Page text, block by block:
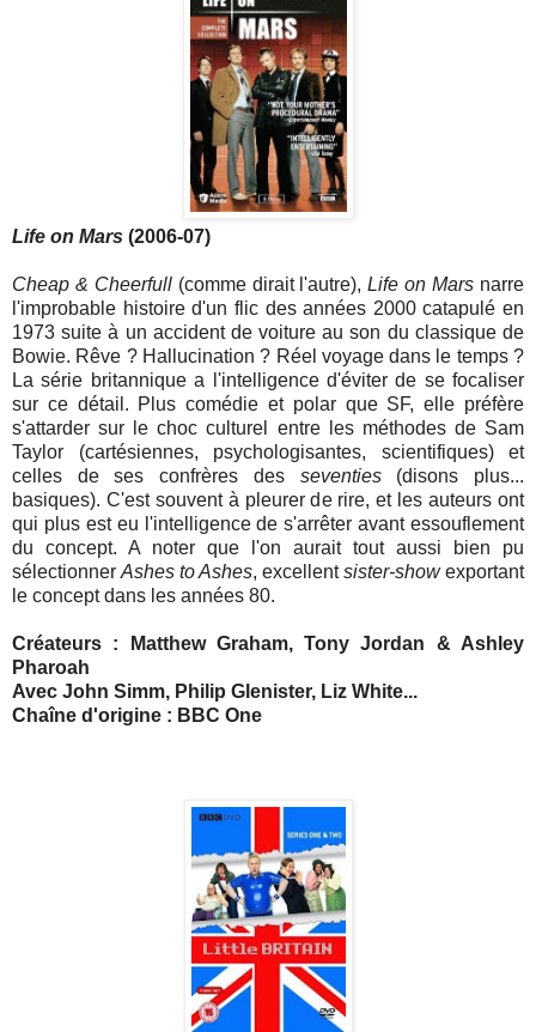
Life on Mars (2006-07)
Cheap & Cheerfull(comme dirait l'autre),Life on Mars narre
l'improbable histoire d'un flic des années 2000 catapulé en
1973 suite à un accident de voiture au son du classique de
Bowie. Rêve ? Hallucination ? Réel voyage dans le temps ?
La série britannique a l'intelligence d'éviter de se focaliser
sur ce détail. Plus comédie et polar que SF, elle préfère
s'attarder sur le choc culturel entre les méthodes de Sam
Taylor (cartésiennes, psychologisantes, scientifiques) et
celles de ses confrères des seventies(disons plus...
basiques). C'est souvent à pleurer de rire, et les auteurs ont
qui plus est eu l'intelligence de s'arrêter avant essouflement
du concept. A noter que l'on aurait tout aussi bien pu
sélectionner Ashes to Ashes, excellentsister-showexportant
le concept dans les années 80.
Créateurs : Matthew Graham, Tony Jordan & Ashley
Pharoah
Avec John Simm, Philip Glenister, Liz White...
Chaîne d'origine : BBC One